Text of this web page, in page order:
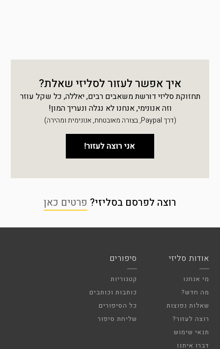
איך אפשר לעזור לסליזי שאלת?
תחזוקת סליזי דורשת משאבים רבים, יאללה, כל שקל עוזר
וזה אנונימי, אנחנו לא נגלה ונעריך המון!
(דרך Paypal, בצורה מאובטחת, אנונימית ומהירה)
רוצה לפרסם בסליזי? פרטים כאן
אודות סליזי
מי אנחנו
מה חדש?
שאלות נפוצות
רוצה לעזור?
תנאי שימוש
דברו איתנו
סיפורים
קטגוריות
כותבות וכותבים
כל הסיפורים
שליחת סיפור